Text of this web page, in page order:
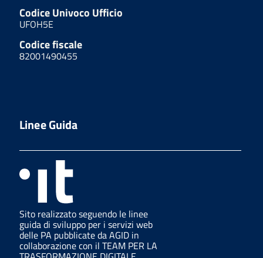
Codice Univoco Ufficio
UFOH5E
Codice fiscale
82001490455
Linee Guida
Sito realizzato seguendo le linee
guida di sviluppo per i servizi web
delle PA pubblicate da AGID in
collaborazione con il TEAM PER LA